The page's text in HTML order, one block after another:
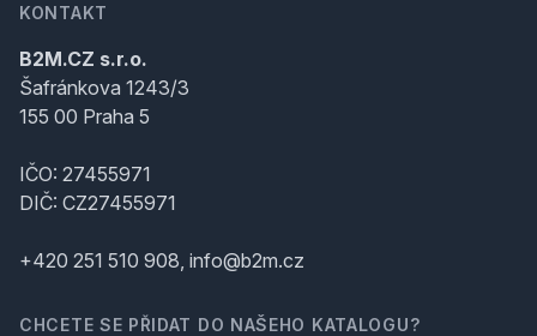
KONTAKT
B2M.CZ s.r.o.
Šafránkova 1243/3
155 00 Praha 5
IČO: 27455971
DIČ: CZ27455971
+420 251 510 908, info@b2m.cz
CHCETE SE PŘIDAT DO NAŠEHO KATALOGU?